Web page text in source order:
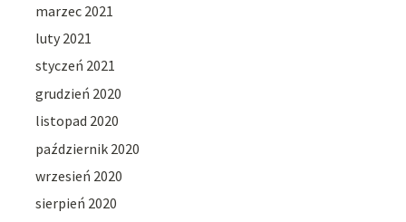
marzec 2021
luty 2021
styczeń 2021
grudzień 2020
listopad 2020
październik 2020
wrzesień 2020
sierpień 2020